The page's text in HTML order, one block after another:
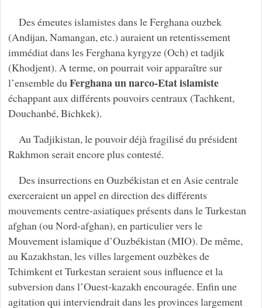
Des émeutes islamistes dans le Ferghana ouzbek
(Andijan, Namangan, etc.) auraient un retentissement
immédiat dans les Ferghana kyrgyze (Och) et tadjik
(Khodjent). A terme, on pourrait voir apparaître sur
l’ensemble duFerghana un narco-Etat islamiste
échappant aux différents pouvoirs centraux (Tachkent,
Douchanbé, Bichkek).
Au Tadjikistan, le pouvoir déjà fragilisé du président
Rakhmon serait encore plus contesté.
Des insurrections en Ouzbékistan et en Asie centrale
exerceraient un appel en direction des différents
mouvements centre-asiatiques présents dans le Turkestan
afghan (ou Nord-afghan), en particulier vers le
Mouvement islamique d’Ouzbékistan (MIO). De même,
au Kazakhstan, les villes largement ouzbèkes de
Tchimkent et Turkestan seraient sous influence et la
subversion dans l’Ouest-kazakh encouragée. Enfin une
agitation qui interviendrait dans les provinces largement